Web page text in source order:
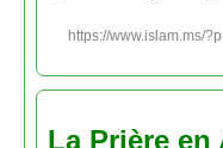
https://www.islam.ms/
La Prière en